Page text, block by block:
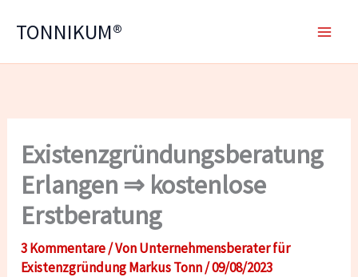
InhaltTONNIKUM®
Existenzgründungsberatung
Erlangen ⇒ kostenlose
Erstberatung
3 Kommentare/ VonUnternehmensberater für
Existenzgründung Markus Tonn/09/08/2023